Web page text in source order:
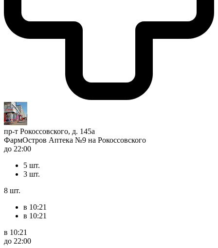
пр-т Рокоссовского, д. 145а
ФармОстров Аптека №9 на Рокоссовского
до 22:00
5 шт.
3 шт.
8 шт.
в 10:21
в 10:21
в 10:21
до 22:00